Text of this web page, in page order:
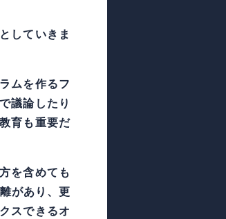
していきま
ムを作るフ
議論したり
育も重要だ
を含めても
があり、更
スできるオ